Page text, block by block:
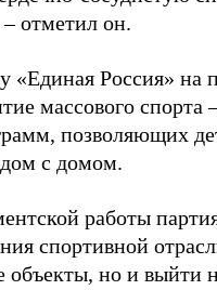
отметил он.
Россия» на
массового спорта
позволяющих
с домом.
работы
спортивной
объекты, но и выйти